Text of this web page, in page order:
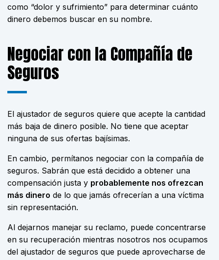
como “dolor y sufrimiento” para determinar cuánto
dinero debemos buscar en su nombre.
Negociar con la Compañía de
Seguros
El ajustador de seguros quiere que acepte la cantidad
más baja de dinero posible. No tiene que aceptar
ninguna de sus ofertas bajísimas.
En cambio, permítanos negociar con la compañía de
seguros. Sabrán que está decidido a obtener una
compensación justa y probablemente nos ofrezcan
más dinero de lo que jamás ofrecerían a una víctima
sin representación.
Al dejarnos manejar su reclamo, puede concentrarse
en su recuperación mientras nosotros nos ocupamos
del ajustador de seguros que puede aprovecharse de